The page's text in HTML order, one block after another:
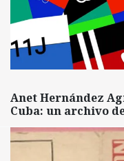
Anet Hernández
Cuba: un archivo